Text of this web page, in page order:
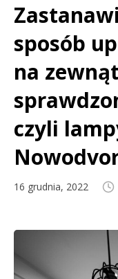
sposób
na
czyli
16 grudnia, 2022